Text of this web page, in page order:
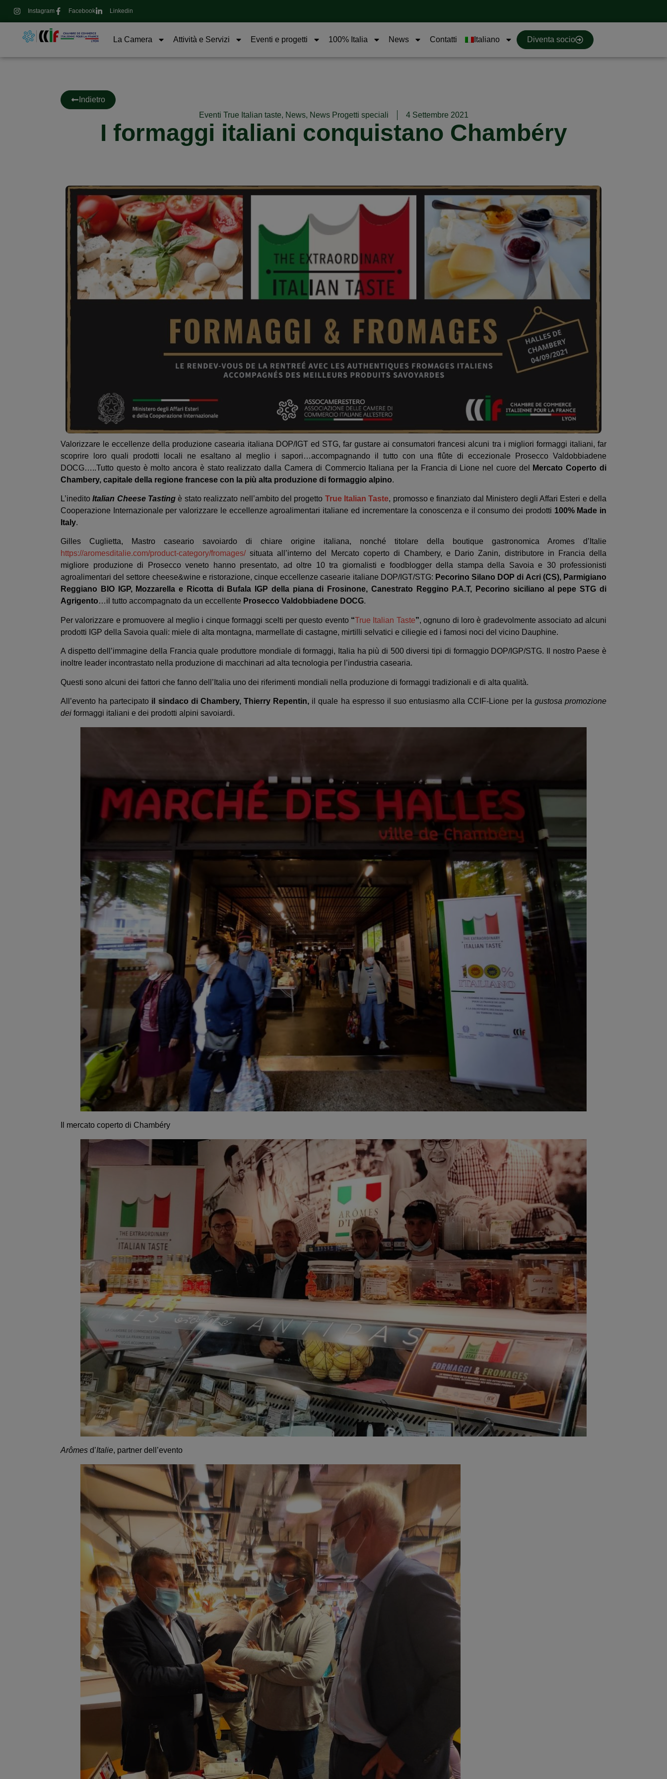
Instagram Facebook Linkedin
La Camera Attività e Servizi Eventi e progetti 100% Italia News Contatti Italiano Diventa socio
Indietro
Eventi True Italian taste, News, News Progetti speciali 4 Settembre 2021
I formaggi italiani conquistano Chambéry
Valorizzare le eccellenze della produzione casearia italiana DOP/IGT ed STG, far gustare ai consumatori francesi alcuni tra i migliori formaggi italiani, far
scoprire loro quali prodotti locali ne esaltano al meglio i sapori…accompagnando il tutto con una flûte di eccezionale Prosecco Valdobbiadene
DOCG…..Tutto questo è molto ancora è stato realizzato dalla Camera di Commercio Italiana per la Francia di Lione nel cuore del
Mercato Coperto di
Chambery, capitale della regione francese con la più alta produzione di formaggio alpino.
L’ineditoItalian Cheese Tasting è stato realizzato nell’ambito del progetto True Italian Taste, promosso e finanziato dal Ministero degli Affari Esteri e della
Cooperazione Internazionale per valorizzare le eccellenze agroalimentari italiane ed incrementare la conoscenza e il consumo dei prodotti 100% Made in
Italy.
Gilles Cuglietta, Mastro caseario savoiardo di chiare origine italiana, nonché titolare della boutique gastronomica Aromes d’Italie
https://aromesditalie.com/product-category/fromages/ situata all’interno del Mercato coperto di Chambery, e Dario Zanin, distributore in Francia della
migliore produzione di Prosecco veneto hanno presentato, ad oltre 10 tra giornalisti e foodblogger della stampa della Savoia e 30 professionisti
agroalimentari del settore cheese&wine e ristorazione, cinque eccellenze casearie italiane DOP/IGT/STG: Pecorino Silano DOP di Acri (CS), Parmigiano
Reggiano BIO IGP, Mozzarella e Ricotta di Bufala IGP della piana di Frosinone, Canestrato Reggino P.A.T, Pecorino siciliano al pepe STG di
Agrigento…il tutto accompagnato da un eccellente Prosecco Valdobbiadene DOCG.
Per valorizzare e promuovere al meglio i cinque formaggi scelti per questo evento “True Italian Taste”, ognuno di loro è gradevolmente associato ad alcuni
prodotti IGP della Savoia quali: miele di alta montagna, marmellate di castagne, mirtilli selvatici e ciliegie ed i famosi noci del vicino Dauphine.
A dispetto dell’immagine della Francia quale produttore mondiale di formaggi, Italia ha più di 500 diversi tipi di formaggio DOP/IGP/STG. Il nostro Paese è
inoltre leader incontrastato nella produzione di macchinari ad alta tecnologia per l’industria casearia.
Questi sono alcuni dei fattori che fanno dell’Italia uno dei riferimenti mondiali nella produzione di formaggi tradizionali e di alta qualità.
All’evento ha partecipato il sindaco di Chambery, Thierry Repentin, il quale ha espresso il suo entusiasmo alla CCIF-Lione per la gustosa promozione
dei formaggi italiani e dei prodotti alpini savoiardi.
Il mercato coperto di Chambéry
Arômes d’Italie, partner dell’evento